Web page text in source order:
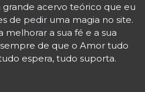
acervo teórico que eu
de pedir uma magia no site.
melhorar a sua fé e a sua
de que o Amor tudo
espera, tudo suporta.